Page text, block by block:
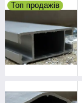
Топ продажів